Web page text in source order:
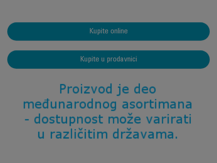
Kupite online
Kupite u prodavnici